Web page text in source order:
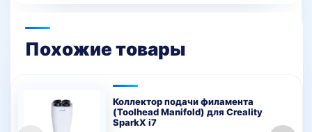
Похожие товары
Коллектор подачи филамента
(Toolhead Manifold) для Creality
SparkX i7